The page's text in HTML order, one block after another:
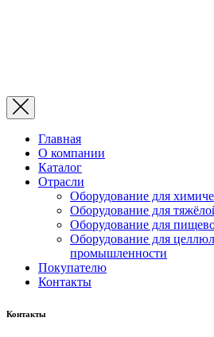
Главная
О компании
Каталог
Отрасли
Оборудование для
Оборудование для
Оборудование для
Оборудование для
промышленности
Покупателю
Контакты
Контакты